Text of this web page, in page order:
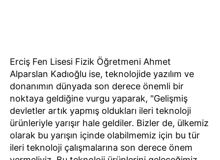
Erciş Fen Lisesi Fizik Öğretmeni Ahmet
Alparslan Kadıoğlu ise, teknolojide yazılım ve
donanımın dünyada son derece önemli bir
noktaya geldiğine vurgu yaparak, "Gelişmiş
devletler artık yapmış oldukları ileri teknoloji
ürünleriyle yarışır hale geldiler. Bizler de, ülkemiz
olarak bu yarışın içinde olabilmemiz için bu tür
ileri teknoloji çalışmalarına son derece önem